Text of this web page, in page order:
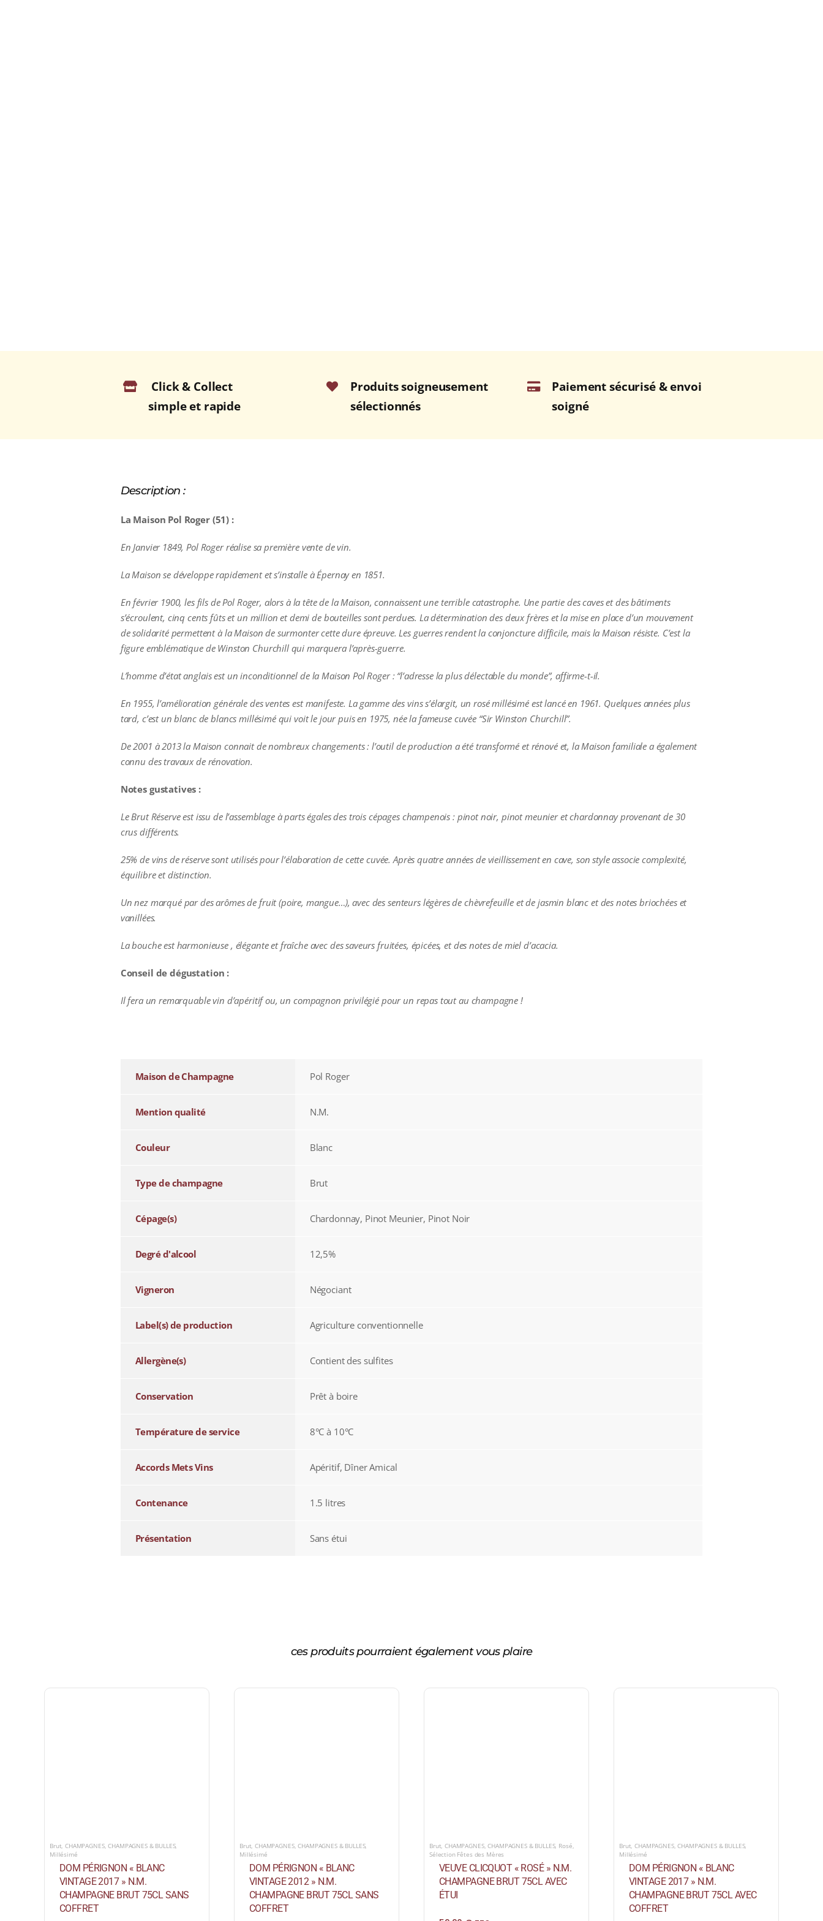
Click & Collect
simple et rapide
Produits soigneusement
sélectionnés
Paiement sécurisé & envoi
soigné
Description :
La Maison Pol Roger (51) :
En Janvier 1849, Pol Roger réalise sa première vente de vin.
La Maison se développe rapidement et s’installe à Épernay en 1851.
En février 1900, les fils de Pol Roger, alors à la tête de la Maison, connaissent une terrible catastrophe. Une partie des caves et des bâtiments
s’écroulent, cinq cents fûts et un million et demi de bouteilles sont perdues. La détermination des deux frères et la mise en place d’un mouvement
de solidarité permettent à la Maison de surmonter cette dure épreuve. Les guerres rendent la conjoncture difficile, mais la Maison résiste. C’est la
figure emblématique de Winston Churchill qui marquera l’après-guerre.
L’homme d’état anglais est un inconditionnel de la Maison Pol Roger : “l’adresse la plus délectable du monde”, affirme-t-il.
En 1955, l’amélioration générale des ventes est manifeste. La gamme des vins s’élargit, un rosé millésimé est lancé en 1961. Quelques années plus
tard, c’est un blanc de blancs millésimé qui voit le jour puis en 1975, née la fameuse cuvée “Sir Winston Churchill”.
De 2001 à 2013 la Maison connait de nombreux changements : l’outil de production a été transformé et rénové et, la Maison familiale a également
connu des travaux de rénovation.
Notes gustatives :
Le Brut Réserve est issu de l’assemblage à parts égales des trois cépages champenois : pinot noir, pinot meunier et chardonnay provenant de 30
crus différents.
25% de vins de réserve sont utilisés pour l’élaboration de cette cuvée. Après quatre années de vieillissement en cave, son style associe complexité,
équilibre et distinction.
Un nez marqué par des arômes de fruit (poire, mangue…), avec des senteurs légères de chèvrefeuille et de jasmin blanc et des notes briochées et
vanillées.
La bouche est harmonieuse , élégante et fraîche avec des saveurs fruitées, épicées, et des notes de miel d’acacia.
Conseil de dégustation :
Il fera un remarquable vin d’apéritif ou, un compagnon privilégié pour un repas tout au champagne !
Maison de Champagne Pol Roger
Mention qualité N.M.
Couleur Blanc
Type de champagne Brut
Cépage(s) Chardonnay, Pinot Meunier, Pinot Noir
Degré d'alcool 12,5%
Vigneron Négociant
Label(s) de production Agriculture conventionnelle
Allergène(s) Contient des sulfites
Conservation Prêt à boire
Température de service 8°C à 10°C
Accords Mets Vins Apéritif, Dîner Amical
Contenance 1.5 litres
Présentation Sans étui
ces produits pourraient également vous plaire
Brut ,CHAMPAGNES,CHAMPAGNES & BULLES,
Millésimé
DOM PÉRIGNON « BLANC
VINTAGE 2017 » N.M.
CHAMPAGNE BRUT 75CL SANS
COFFRET
Brut ,CHAMPAGNES,CHAMPAGNES & BULLES,
Millésimé
DOM PÉRIGNON « BLANC
VINTAGE 2012 » N.M.
CHAMPAGNE BRUT 75CL SANS
COFFRET
Brut ,CHAMPAGNES,CHAMPAGNES & BULLES, Rosé
Sélection Fêtes des Mères
VEUVE CLICQUOT « ROSÉ » N.M.
CHAMPAGNE BRUT 75CL AVEC
ÉTUI
Brut ,CHAMPAGNES,CHAMPAGNES & BULLES,
Millésimé
DOM PÉRIGNON « BLANC
VINTAGE 2017 » N.M.
CHAMPAGNE BRUT 75CL AVEC
COFFRET